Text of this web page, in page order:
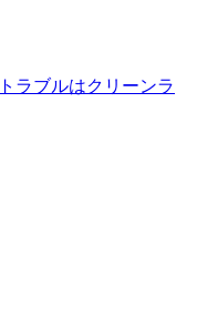
ラブルはクリーンラ